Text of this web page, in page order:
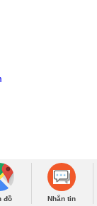
đồ Nhắn tin